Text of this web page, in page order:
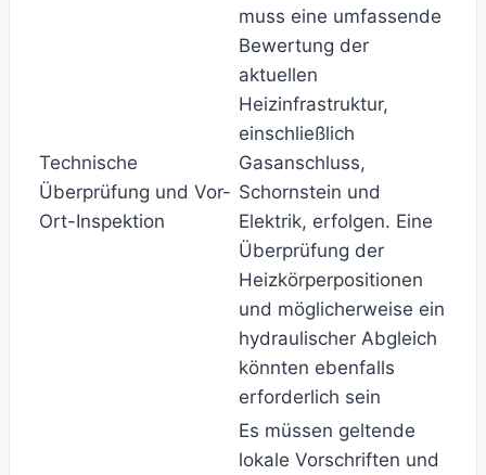
Technische
Überprüfung und Vor-
Ort-Inspektion
muss eine umfassende
Bewertung der
aktuellen
Heizinfrastruktur,
einschließlich
Gasanschluss,
Schornstein und
Elektrik, erfolgen. Eine
Überprüfung der
Heizkörperpositionen
und möglicherweise ein
hydraulischer Abgleich
könnten ebenfalls
erforderlich sein
Es müssen geltende
lokale Vorschriften und